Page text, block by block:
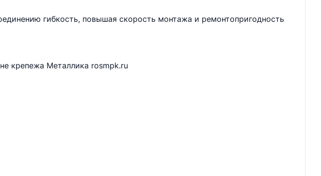
гибкость, повышая скорость монтажа и ремонтопригодность
крепежа Металлика rosmpk.ru